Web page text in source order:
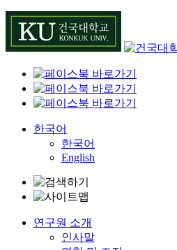
Skip
content
한국어
한국어
English
연구원 소개
인사말